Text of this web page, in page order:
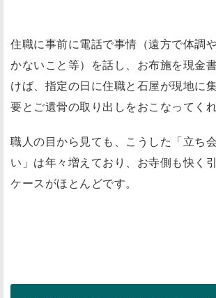
住職に事前に電話で事情（遠方で体調
かないこと等）を話し、お布施を現金
けば、指定の日に住職と石屋が現地に
要とご遺骨の取り出しをおこなってくれ
職人の目から見ても、こうした「立ち
い」は年々増えており、お寺側も快く
ケースがほとんどです。